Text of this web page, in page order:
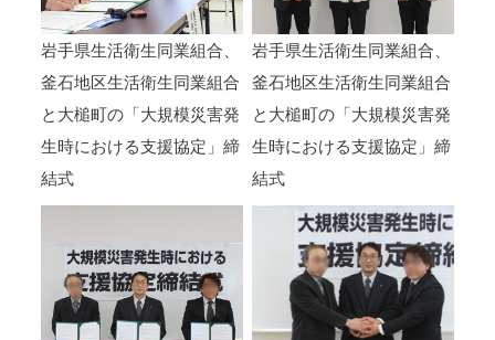
岩手県生活衛生同業組合、
釜石地区生活衛生同業組合
と大槌町の「大規模災害発
生時における支援協定」締
結式
岩手県生活衛生同業組合、
釜石地区生活衛生同業組合
と大槌町の「大規模災害発
生時における支援協定」締
結式